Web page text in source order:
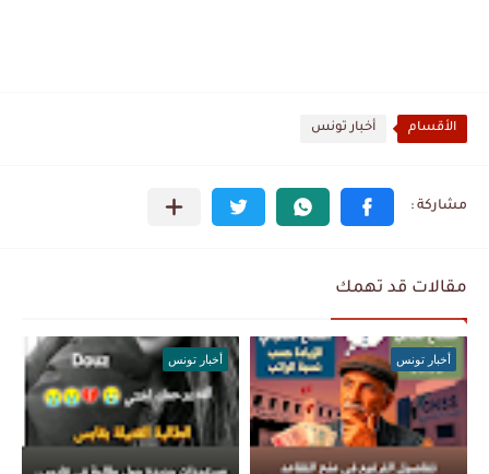
الأقسام أخبار تونس
مقالات قد تهمك
أخبار تونس أخبار تونس